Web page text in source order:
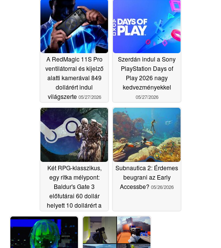
A RedMagic 11S Pro
ventilátorral és kijelző
alatti kamerával 849
dollárért indul
világszerte 05/27/2026
Szerdán indul a Sony
PlayStation Days of
Play 2026 nagy
kedvezményekkel
05/27/2026
Két RPG-klasszikus,
egy ritka mélypont:
Baldur's Gate 3
előfutárai 60 dollár
helyett 10 dollárért a
05/26/2026
Subnautica 2: Érdemes
beugrani az Early
Accessbe? 05/26/2026